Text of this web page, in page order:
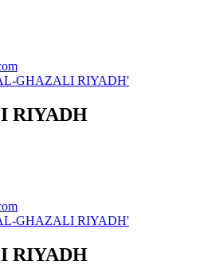
GHAZALI RIYADH'
RIYADH
GHAZALI RIYADH'
RIYADH